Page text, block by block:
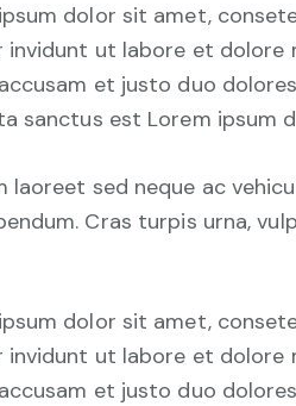
dolor sit amet,
ut labore et dolore
et justo duo
sanctus est Lorem ipsum
laoreet sed neque ac
Cras turpis urna,
dolor sit amet,
ut labore et dolore
et justo duo